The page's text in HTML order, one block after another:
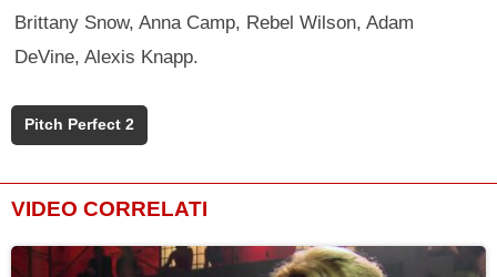
Brittany Snow, Anna Camp, Rebel Wilson, Adam
DeVine, Alexis Knapp.
Pitch Perfect 2
VIDEO CORRELATI